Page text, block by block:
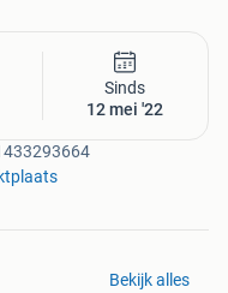
Sinds
12 mei '22
Bekijk alles